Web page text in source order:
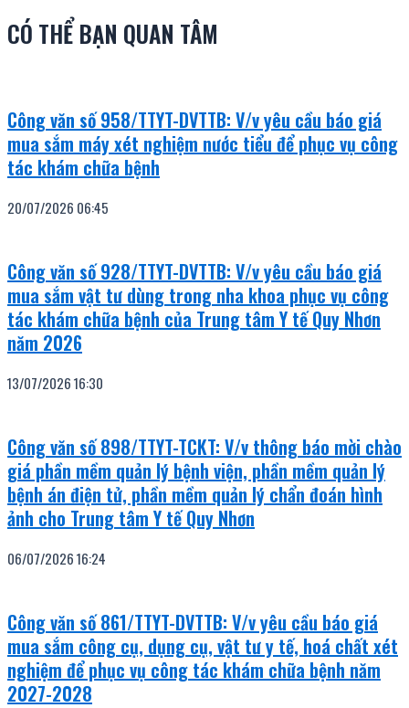
CÓ THỂ BẠN QUAN TÂM
Công văn số 958/TTYT-DVTTB: V/v yêu cầu báo giá
mua sắm máy xét nghiệm nước tiểu để phục vụ công
tác khám chữa bệnh
20/07/2026 06:45
Công văn số 928/TTYT-DVTTB: V/v yêu cầu báo giá
mua sắm vật tư dùng trong nha khoa phục vụ công
tác khám chữa bệnh của Trung tâm Y tế Quy Nhơn
năm 2026
13/07/202616:30
Công văn số 898/TTYT-TCKT: V/v thông báo mời chào
giá phần mềm quản lý bệnh viện, phần mềm quản lý
bệnh án điện tử, phần mềm quản lý chẩn đoán hình
ảnh cho Trung tâm Y tế Quy Nhơn
06/07/202616:24
Công văn số 861/TTYT-DVTTB: V/v yêu cầu báo giá
mua sắm công cụ, dụng cụ, vật tư y tế, hoá chất xét
nghiệm để phục vụ công tác khám chữa bệnh năm
2027-2028